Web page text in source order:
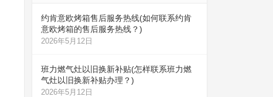
约肯意欧烤箱售后服务热线(如何联系约肯
意欧烤箱的售后服务热线？)
2026年5月12日
班力燃气灶以旧换新补贴(怎样联系班力燃
气灶以旧换新补贴办理？)
2026年5月12日